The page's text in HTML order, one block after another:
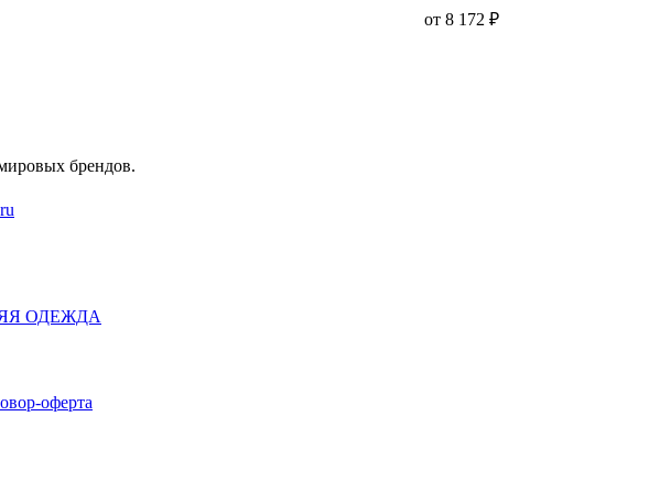
от 8 172 ₽
брендов.
ОДЕЖДА
оферта